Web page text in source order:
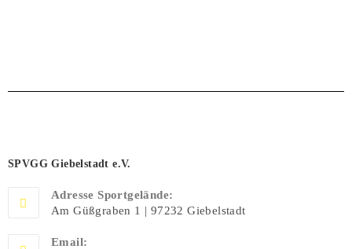
SPVGG Giebelstadt e.V.
Adresse Sportgelände:
Am Güßgraben 1 | 97232 Giebelstadt
Email: